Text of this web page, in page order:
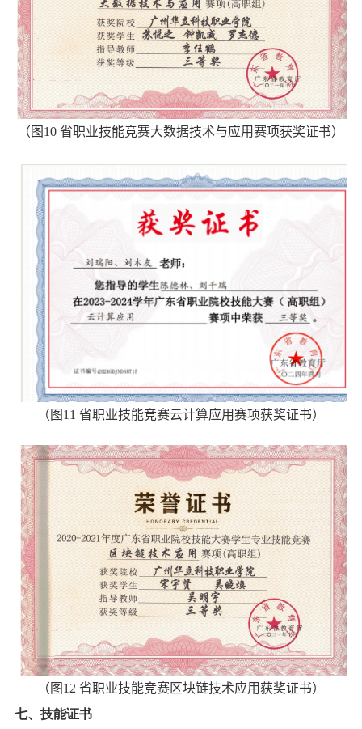
（ 图 10 省职业技能竞赛大数据技术与应用赛项获奖证书）
（ 图 11 省职业技能竞赛云计算应用赛项获奖证书）
（ 图 12 省职业技能竞赛区块链技术应用获奖证书）
七、技能证书